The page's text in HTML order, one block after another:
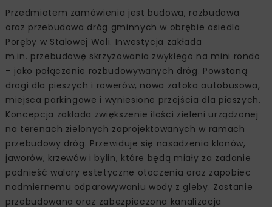
Przedmiotem zamówienia jest budowa, rozbudowa
oraz przebudowa dróg gminnych w obrębie osiedla
Poręby w Stalowej Woli. Inwestycja zakłada
m.in. przebudowę skrzyżowania zwykłego na mini rondo
– jako połączenie rozbudowywanych dróg. Powstaną
drogi dla pieszych i rowerów, nowa zatoka autobusowa,
miejsca parkingowe i wyniesione przejścia dla pieszych.
Koncepcja zakłada zwiększenie ilości zieleni urządzonej
na terenach zielonych zaprojektowanych w ramach
przebudowy dróg. Przewiduje się nasadzenia klonów,
jaworów, krzewów i bylin, które będą miały za zadanie
podnieść walory estetyczne otoczenia oraz zapobiec
nadmiernemu odparowywaniu wody z gleby. Zostanie
przebudowana oraz zabezpieczona kanalizacja